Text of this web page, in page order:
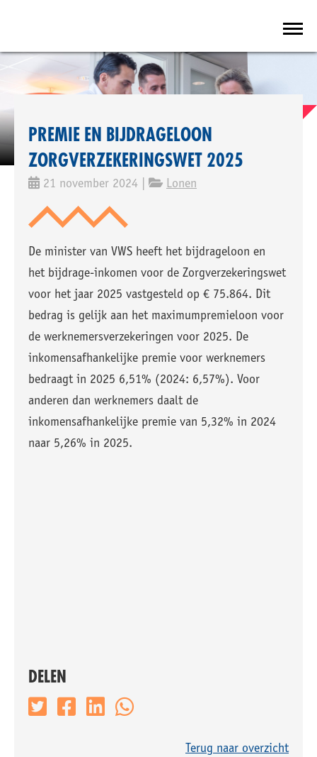
PREMIE EN BIJDRAGELOON
ZORGVERZEKERINGSWET 2025
21 november 2024 | Lonen
De minister van VWS heeft het bijdrageloon en
het bijdrage-inkomen voor de Zorgverzekeringswet
voor het jaar 2025 vastgesteld op € 75.864. Dit
bedrag is gelijk aan het maximumpremieloon voor
de werknemersverzekeringen voor 2025. De
inkomensafhankelijke premie voor werknemers
bedraagt in 2025 6,51% (2024: 6,57%). Voor
anderen dan werknemers daalt de
inkomensafhankelijke premie van 5,32% in 2024
naar 5,26% in 2025.
DELEN
Terug naar overzicht